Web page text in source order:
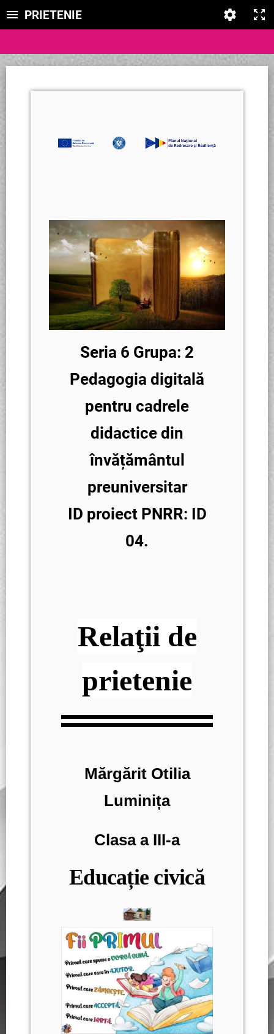
PRIETENIE
Seria 6 Grupa: 2
Pedagogia digitală
pentru cadrele
didactice din
învățământul
preuniversitar
ID proiect PNRR: ID
04.
Relaţii de
prietenie
Mărgărit Otilia
Luminița
Clasa a III-a
Educație civică